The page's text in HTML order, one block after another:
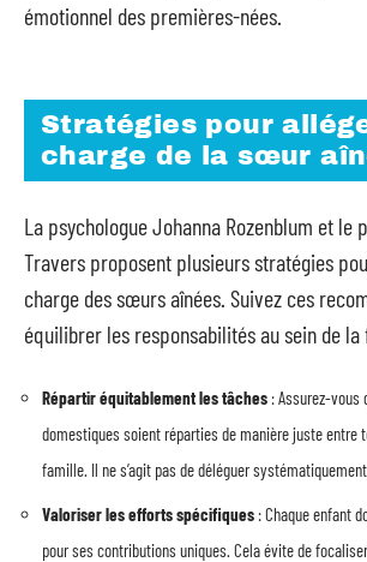
émotionnel des premières-nées.
Stratégies pour
charge de la sœur
La psychologue Johanna Rozenblum et le
Travers proposent plusieurs stratégies
charge des sœurs aînées. Suivez ces
équilibrer les responsabilités au sein de
Répartir équitablement les tâches : Assurez-vous
domestiques soient réparties de manière juste entre
famille. Il ne s’agit pas de déléguer
Valoriser les efforts spécifiques : Chaque enfant
pour ses contributions uniques. Cela évite de